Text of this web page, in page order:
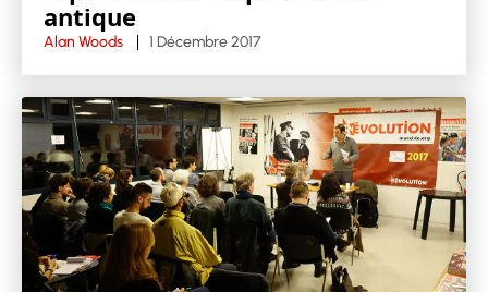
antique
Alan Woods 1 Décembre 2017